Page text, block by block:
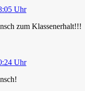
Uhr
zum Klassenerhalt!!!
Uhr